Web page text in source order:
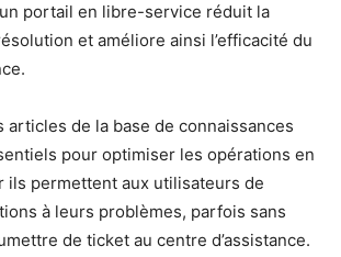
portail en libre-service réduit la
et améliore ainsi l’efficacité du
articles de la base de connaissances
pour optimiser les opérations en
ils permettent aux utilisateurs de
à leurs problèmes, parfois sans
de ticket au centre d’assistance.